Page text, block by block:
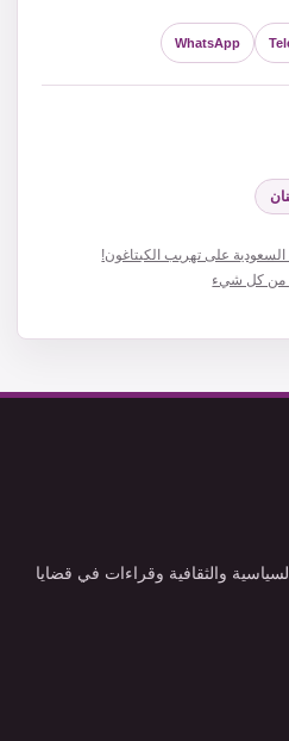
WhatsApp
على تهريب الكبتاغون!
من كل شيء
والثقافية وقراءات في قضايا